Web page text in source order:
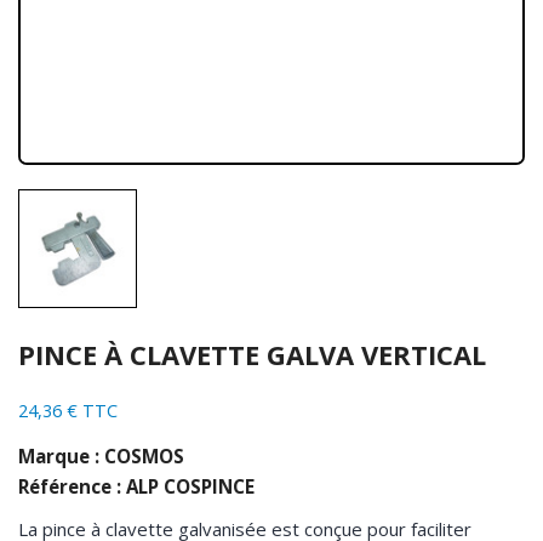
PINCE À CLAVETTE GALVA VERTICAL
24,36 € TTC
Marque : COSMOS
Référence : ALP COSPINCE
La pince à clavette galvanisée est conçue pour faciliter